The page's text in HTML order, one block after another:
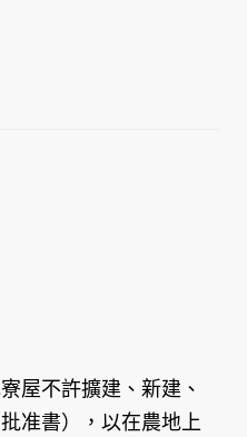
屋不許擴建、新建、
准書），以在農地上